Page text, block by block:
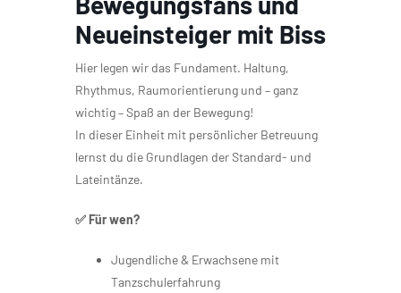
Neueinsteiger mit Biss
Hier legen wir das Fundament. Haltung,
Rhythmus, Raumorientierung und – ganz
wichtig – Spaß an der Bewegung!
In dieser Einheit mit persönlicher Betreuung
lernst du die Grundlagen der Standard- und
Lateintänze.
✅ Für wen?
Jugendliche & Erwachsene mit
Tanzschulerfahrung